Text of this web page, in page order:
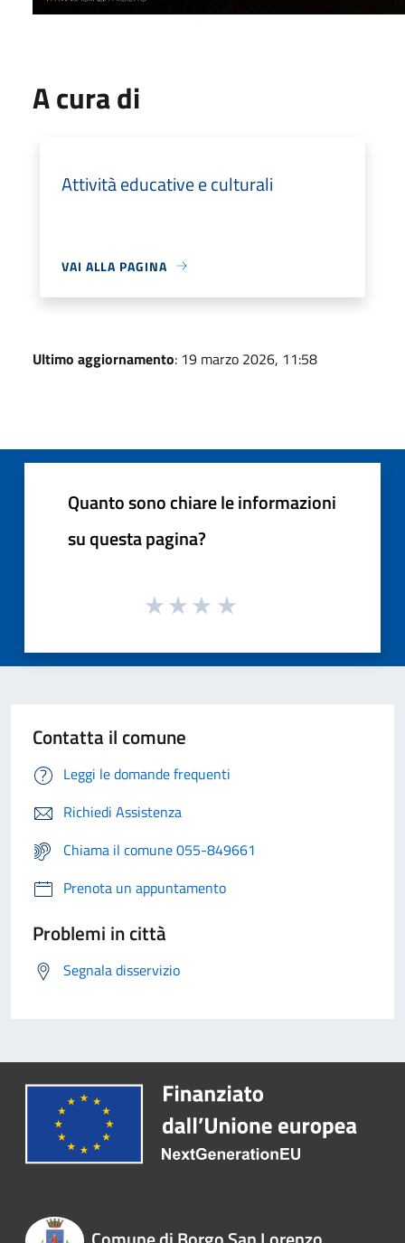
A cura di
Attività educative e culturali
VAI ALLA PAGINA
Ultimo aggiornamento: 19 marzo 2026, 11:58
Quanto sono chiare le informazioni
su questa pagina?
Contatta il comune
Leggi le domande frequenti
Richiedi Assistenza
Chiama il comune 055-849661
Prenota un appuntamento
Problemi in città
Segnala disservizio